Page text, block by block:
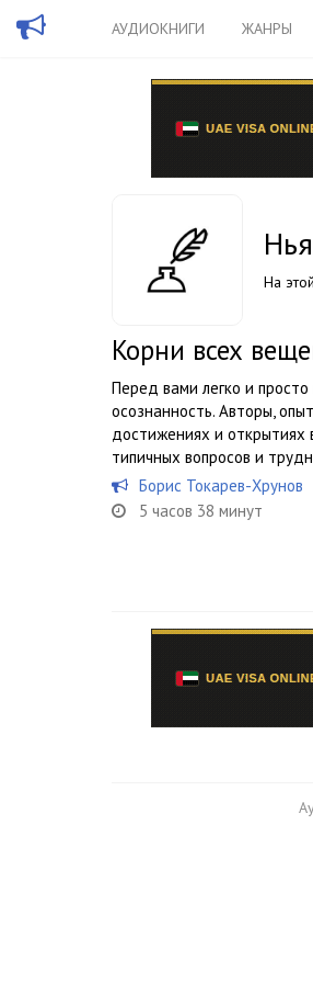
АУДИОКНИГИ ЖАНРЫ
На
Корни всех
Перед вами легко и
осознанность. Авторы,
достижениях и открытиях
типичных вопросов и
Борис Токарев-Хрунов
5 часов 38 минут